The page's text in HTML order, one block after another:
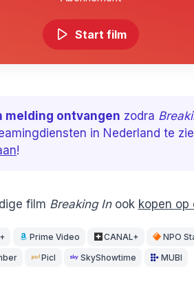
Start film
melding ontvangen zodra
in Nederland te
!
film Breaking Inook kopen op
Prime Video CANAL+ NPO
Picl SkyShowtime MUBI